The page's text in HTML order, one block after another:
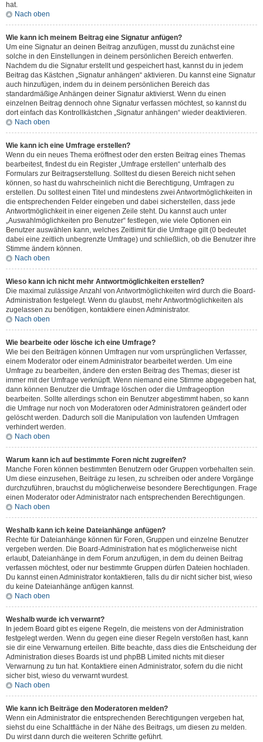
hat.
Nach oben
Wie kann ich meinem Beitrag eine Signatur anfügen?
Um eine Signatur an deinen Beitrag anzufügen, musst du zunächst eine
solche in den Einstellungen in deinem persönlichen Bereich entwerfen.
Nachdem du die Signatur erstellt und gespeichert hast, kannst du in jedem
Beitrag das Kästchen „Signatur anhängen“ aktivieren. Du kannst eine Signatur
auch hinzufügen, indem du in deinem persönlichen Bereich das
standardmäßige Anhängen deiner Signatur aktivierst. Wenn du einen
einzelnen Beitrag dennoch ohne Signatur verfassen möchtest, so kannst du
dort einfach das Kontrollkästchen „Signatur anhängen“ wieder deaktivieren.
Nach oben
Wie kann ich eine Umfrage erstellen?
Wenn du ein neues Thema eröffnest oder den ersten Beitrag eines Themas
bearbeitest, findest du ein Register „Umfrage erstellen“ unterhalb des
Formulars zur Beitragserstellung. Solltest du diesen Bereich nicht sehen
können, so hast du wahrscheinlich nicht die Berechtigung, Umfragen zu
erstellen. Du solltest einen Titel und mindestens zwei Antwortmöglichkeiten in
die entsprechenden Felder eingeben und dabei sicherstellen, dass jede
Antwortmöglichkeit in einer eigenen Zeile steht. Du kannst auch unter
„Auswahlmöglichkeiten pro Benutzer“ festlegen, wie viele Optionen ein
Benutzer auswählen kann, welches Zeitlimit für die Umfrage gilt (0 bedeutet
dabei eine zeitlich unbegrenzte Umfrage) und schließlich, ob die Benutzer ihre
Stimme ändern können.
Nach oben
Wieso kann ich nicht mehr Antwortmöglichkeiten erstellen?
Die maximal zulässige Anzahl von Antwortmöglichkeiten wird durch die Board-
Administration festgelegt. Wenn du glaubst, mehr Antwortmöglichkeiten als
zugelassen zu benötigen, kontaktiere einen Administrator.
Nach oben
Wie bearbeite oder lösche ich eine Umfrage?
Wie bei den Beiträgen können Umfragen nur vom ursprünglichen Verfasser,
einem Moderator oder einem Administrator bearbeitet werden. Um eine
Umfrage zu bearbeiten, ändere den ersten Beitrag des Themas; dieser ist
immer mit der Umfrage verknüpft. Wenn niemand eine Stimme abgegeben hat,
dann können Benutzer die Umfrage löschen oder die Umfrageoption
bearbeiten. Sollte allerdings schon ein Benutzer abgestimmt haben, so kann
die Umfrage nur noch von Moderatoren oder Administratoren geändert oder
gelöscht werden. Dadurch soll die Manipulation von laufenden Umfragen
verhindert werden.
Nach oben
Warum kann ich auf bestimmte Foren nicht zugreifen?
Manche Foren können bestimmten Benutzern oder Gruppen vorbehalten sein.
Um diese einzusehen, Beiträge zu lesen, zu schreiben oder andere Vorgänge
durchzuführen, brauchst du möglicherweise besondere Berechtigungen. Frage
einen Moderator oder Administrator nach entsprechenden Berechtigungen.
Nach oben
Weshalb kann ich keine Dateianhänge anfügen?
Rechte für Dateianhänge können für Foren, Gruppen und einzelne Benutzer
vergeben werden. Die Board-Administration hat es möglicherweise nicht
erlaubt, Dateianhänge in dem Forum anzufügen, in dem du deinen Beitrag
verfassen möchtest, oder nur bestimmte Gruppen dürfen Dateien hochladen.
Du kannst einen Administrator kontaktieren, falls du dir nicht sicher bist, wieso
du keine Dateianhänge anfügen kannst.
Nach oben
Weshalb wurde ich verwarnt?
In jedem Board gibt es eigene Regeln, die meistens von der Administration
festgelegt werden. Wenn du gegen eine dieser Regeln verstoßen hast, kann
sie dir eine Verwarnung erteilen. Bitte beachte, dass dies die Entscheidung der
Administration dieses Boards ist und phpBB Limited nichts mit dieser
Verwarnung zu tun hat. Kontaktiere einen Administrator, sofern du die nicht
sicher bist, wieso du verwarnt wurdest.
Nach oben
Wie kann ich Beiträge den Moderatoren melden?
Wenn ein Administrator die entsprechenden Berechtigungen vergeben hat,
siehst du eine Schaltfläche in der Nähe des Beitrags, um diesen zu melden.
Du wirst dann durch die weiteren Schritte geführt.